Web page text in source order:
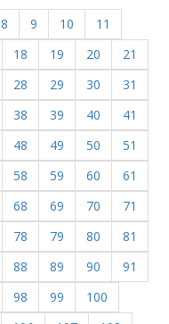
8 9 10
11
18 19 20
21
28 29 30
31
38 39 40
41
48 49 50
51
58 59 60
61
68 69 70
71
78 79 80
81
88 89 90
91
98 99
100